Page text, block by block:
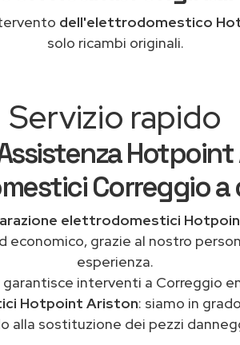
dell'elettrodomestico
solo ricambi originali.
Servizio rapido
Correggio a
elettrodomestici
economico, grazie al nostro
esperienza.
garantisce interventi a Correggio
Hotpoint Ariston: siamo in
alla sostituzione dei pezzi